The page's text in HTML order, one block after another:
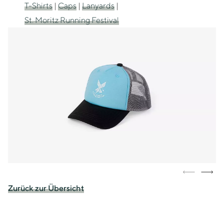
T-Shirts |Caps |Lanyards |
St. Moritz Running Festival
Zurück zur Übersicht